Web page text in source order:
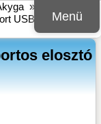
Menü
»
USB2.0 4 portos
elosztó